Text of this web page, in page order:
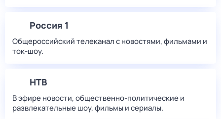
Россия 1
Общероссийский телеканал с новостями, фильмами и
ток-шоу.
НТВ
В эфире новости, общественно-политические и
развлекательные шоу, фильмы и сериалы.